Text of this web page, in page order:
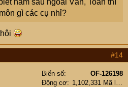
năm sau ngoài Văn, Toán thì
gì các cụ nhỉ?
#14
Biển số
OF-126198
Động cơ
1,102,331 Mã lực